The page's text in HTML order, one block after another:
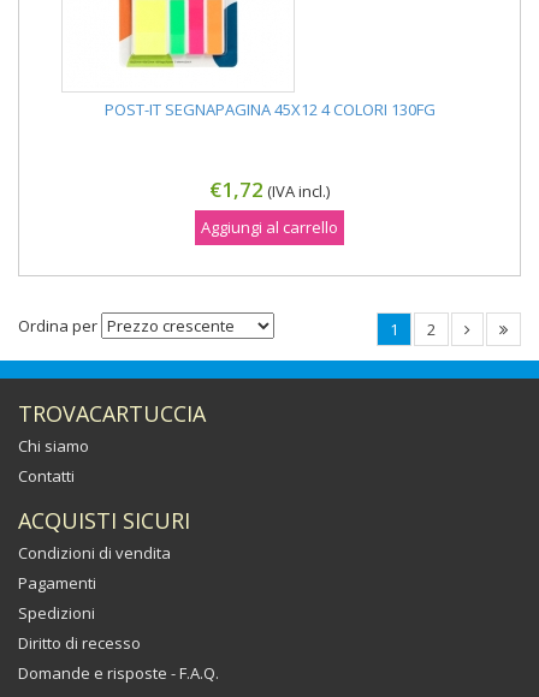
POST-IT SEGNAPAGINA 45X12 4 COLORI 130FG
€1,72 (IVA incl.)
Aggiungi al carrello
Ordina per 1 2
TROVACARTUCCIA
Chi siamo
Contatti
ACQUISTI SICURI
Condizioni di vendita
Pagamenti
Spedizioni
Diritto di recesso
Domande e risposte - F.A.Q.